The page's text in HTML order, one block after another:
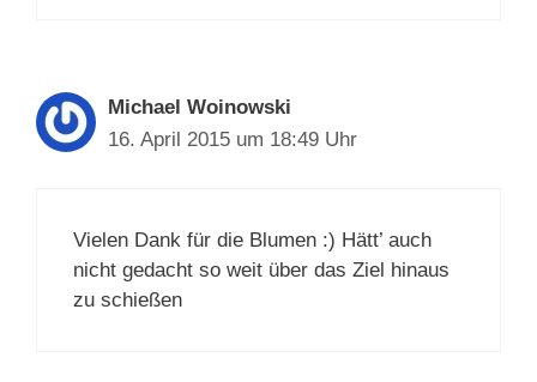
Michael Woinowski
16. April 2015 um 18:49 Uhr
Vielen Dank für die Blumen :) Hätt’ auch
nicht gedacht so weit über das Ziel hinaus
zu schießen